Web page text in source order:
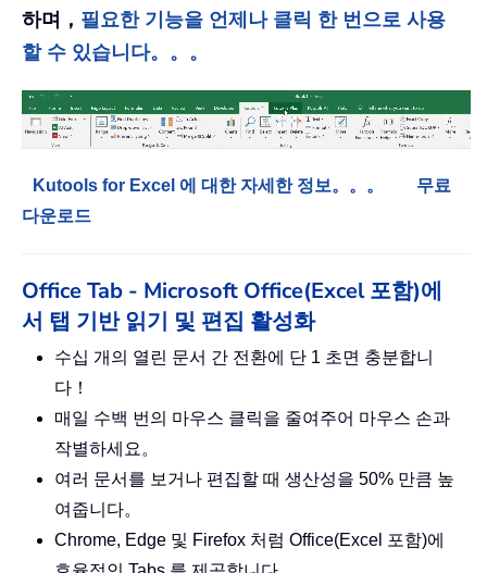
하며， 필요한 기능을 언제나 클릭 한 번으로 사용
할 수 있습니다。。。
Kutools for Excel 에 대한 자세한 정보。。。
무료
다운로드
Office Tab - Microsoft Office(Excel 포함)에
서 탭 기반 읽기 및 편집 활성화
수십 개의 열린 문서 간 전환에 단 1 초면 충분합니
다！
매일 수백 번의 마우스 클릭을 줄여주어 마우스 손과
작별하세요。
여러 문서를 보거나 편집할 때 생산성을 50% 만큼 높
여줍니다。
Chrome, Edge 및 Firefox 처럼 Office(Excel 포함)에